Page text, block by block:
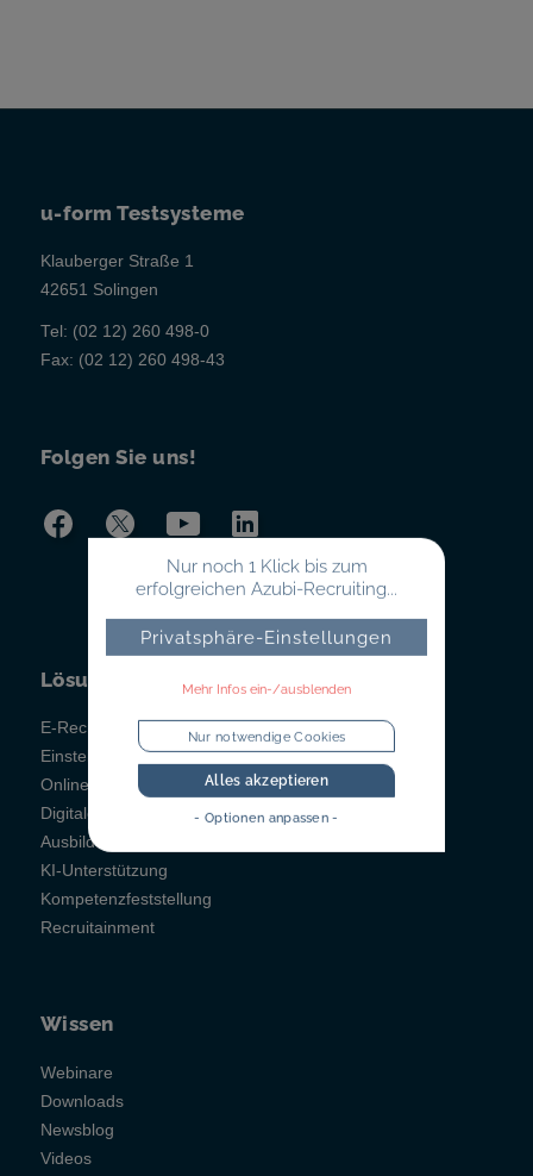
u-form Testsysteme
Klauberger Straße 1
42651 Solingen
Tel: (02 12) 260 498-0
Fax: (02 12) 260 498-43
Folgen Sie uns!
Lösungen
E-Recruiting
Einstellungstests
Online-Testsystem
Digitales Berichtsheft
Ausbildungsmanagement
KI-Unterstützung
Kompetenzfeststellung
Recruitainment
Wissen
Webinare
Downloads
Newsblog
Videos
Nur noch 1 Klick bis zum
erfolgreichen Azubi-Recruiting...
Privatsphäre-Einstellungen
Mehr Infos ein-/ausblenden
Nur notwendige Cookies
Alles akzeptieren
- Optionen anpassen -